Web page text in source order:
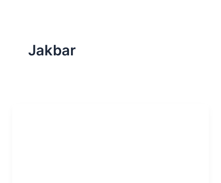
Jakbar